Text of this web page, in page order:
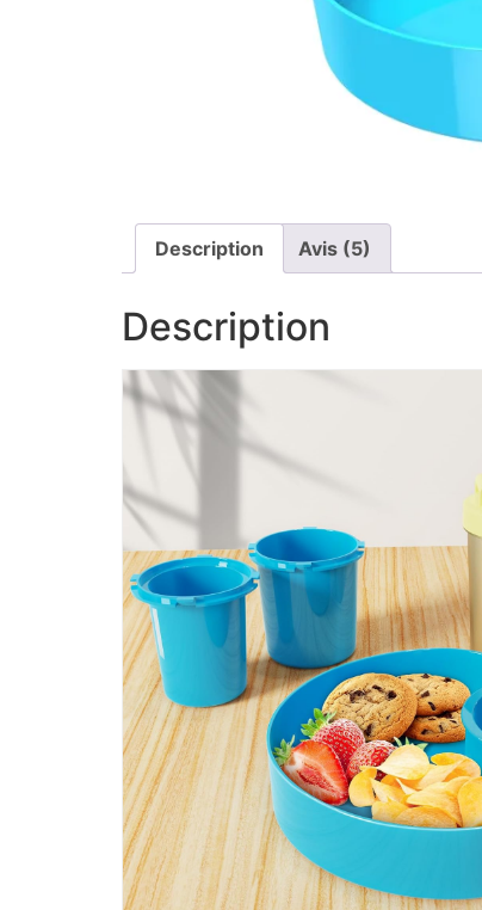
Description Avis (5)
Description